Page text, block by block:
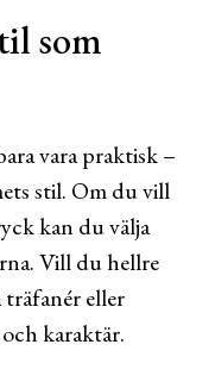
som
vara praktisk –
stil. Om du vill
kan du välja
Vill du hellre
träfanér eller
karaktär.